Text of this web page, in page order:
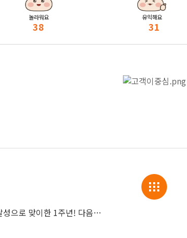
놀라워요
38
유익해요
31
365mc 태국점, 1만 LAMS 달성으로 맞이한 1주년! 다음은 푸켓이다! 😎